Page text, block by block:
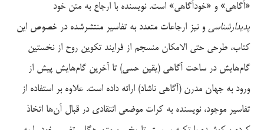
«آگاهی» و «خودآگاهی» است. نویسنده با ارجاع به متن خود
پدیدارشناسی و نیز ارجاعات متعدد به تفاسیر منتشرشده در خصوص این
کتاب، طرحی حتی الامکان منسجم از فرایند تکوین روح از نخستین
گام‌هایش در ساحت آگاهی (یقین حسی) تا آخرین گام‌هایش پیش از
ورود به جهان مدرن (آگاهی ناشاد) ارائه داده است. علاوه بر استفاده از
تفاسیر موجود، نویسنده به ‌کرات موضعی انتقادی در قبال آن‌ها اتخاذ